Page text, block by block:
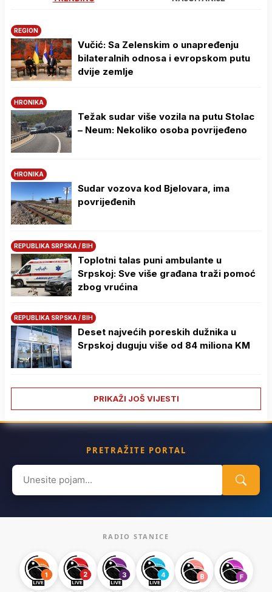
REGION
Vučić: Sa Zelenskim o unapređenju
bilateralnih odnosa i evropskom putu
dvije zemlje
HRONIKA
Težak sudar više vozila na putu Stolac
– Neum: Nekoliko osoba povrijeđeno
HRONIKA
Sudar vozova kod Bjelovara, ima
povrijeđenih
REPUBLIKA SRPSKA / BIH
Toplotni talas puni ambulante u
Srpskoj: Sve više građana traži pomoć
zbog vrućina
REPUBLIKA SRPSKA / BIH
Deset najvećih poreskih dužnika u
Srpskoj duguju više od 84 miliona KM
PRIKAŽI JOŠ VIJESTI
PRETRAŽITE PORTAL
Search
for:
RADIO STANICE